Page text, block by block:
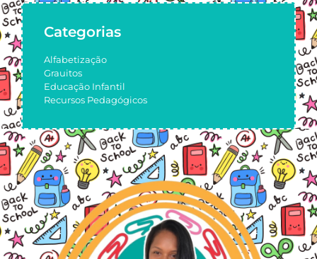
Categorias
Alfabetização
Grauitos
Educação Infantil
Recursos Pedagógicos